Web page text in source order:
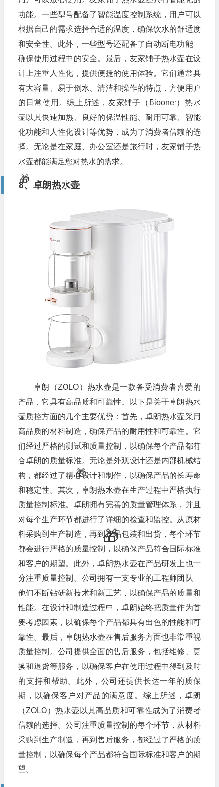
功能。一些型号配备了智能温度控制系统，用户可以
根据自己的需求选择合适的温度，确保饮水的舒适度
和安全性。此外，一些型号还配备了自动断电功能，
确保使用过程中的安全。最后，友家铺子热水壶在设
计上注重人性化，提供便捷的使用体验。它们通常具
有大容量、易于倒水、清洁和操作的特点，方便用户
的日常使用。综上所述，友家铺子（Biooner）热水
壶以其快速加热、良好的保温性能、耐用可靠、智能
化功能和人性化设计等优势，成为了消费者信赖的选
择。无论是在家庭、办公室还是旅行时，友家铺子热
水壶都能满足您对热水的需求。
8、卓朗热水壶
卓朗（ZOLO）热水壶是一款备受消费者喜爱的
产品，它具有高品质和可靠性。以下是关于卓朗热水
壶质控方面的几个主要优势：首先，卓朗热水壶采用
高品质的材料制造，确保产品的耐用性和可靠性。它
们经过严格的测试和质量控制，以确保每个产品都符
合卓朗的质量标准。无论是外观设计还是内部机械结
构，都经过了精心设计和制作，以确保产品的长寿命
和稳定性。其次，卓朗热水壶在生产过程中严格执行
质量控制标准。卓朗拥有完善的质量管理体系，并且
对每个生产环节都进行了详细的检查和监控。从原材
料采购到生产制造，再到产品包装和出货，每个环节
都会进行严格的质量控制，以确保产品符合国际标准
和客户的期望。此外，卓朗热水壶在产品研发上也十
分注重质量控制。公司拥有一支专业的工程师团队，
他们不断钻研新技术和新工艺，以确保产品的质量和
性能。在设计和制造过程中，卓朗始终把质量作为首
要考虑因素，以确保每个产品都具有出色的性能和可
靠性。最后，卓朗热水壶在售后服务方面也非常重视
质量控制。公司提供全面的售后服务，包括维修、更
换和退货等服务，以确保客户在使用过程中得到及时
的支持和帮助。此外，公司还提供长达一年的质保
期，以确保客户对产品的满意度。综上所述，卓朗
（ZOLO）热水壶以其高品质和可靠性成为了消费者
信赖的选择。公司注重质量控制的每个环节，从材料
采购到生产制造，再到售后服务，都经过了严格的质
量控制，以确保每个产品都符合国际标准和客户的期
望。